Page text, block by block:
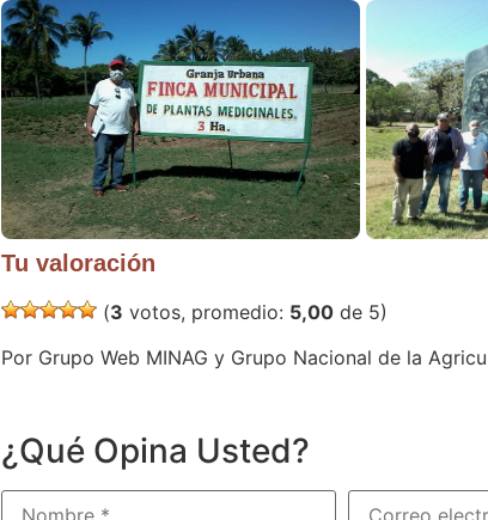
Tu valoración
(3 votos, promedio: 5,00 de 5)
Por Grupo Web MINAG y Grupo Nacional de la
¿Qué Opina Usted?